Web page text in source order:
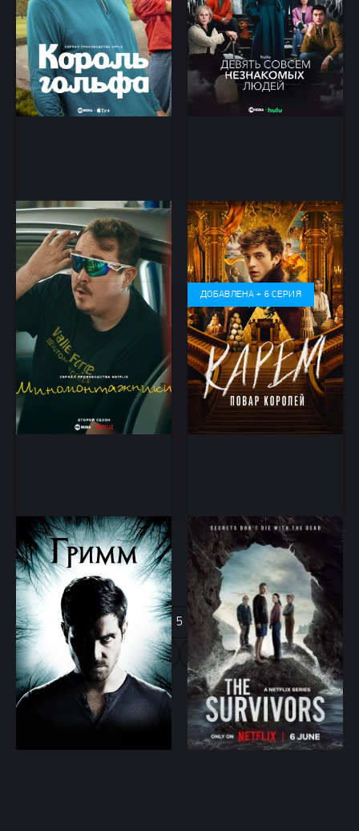
Шиномонтажники
комедия
Карем: Повар королей
Биография, Драма, История,
Триллер
Гримм
Криминал, Драма, Фэнтези,
Детектив
Те, кто выжил (2025)
Детектив, Драма, Криминал,
Триллер
ДОБАВЛЕНА + 6 СЕРИЯ
1 2 3 5 6 7 8